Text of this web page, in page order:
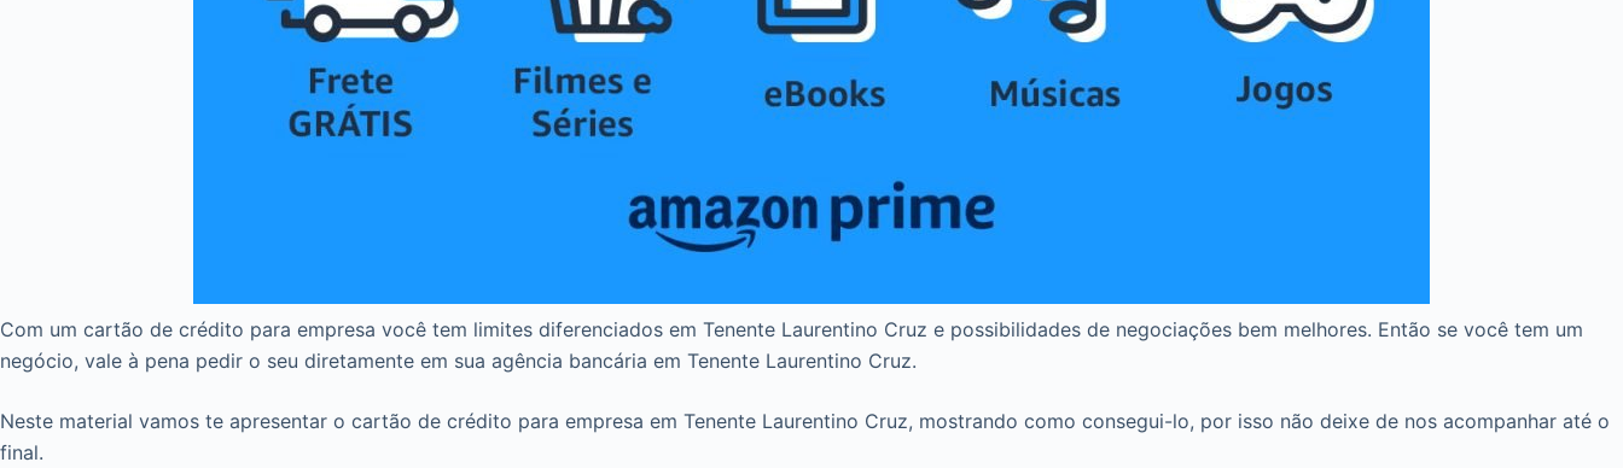
Com um cartão de crédito para empresa você tem limites diferenciados em Tenente Laurentino Cruz e possibilidades de negociações bem melhores. Então se você tem um
negócio, vale à pena pedir o seu diretamente em sua agência bancária em Tenente Laurentino Cruz.
Neste material vamos te apresentar o cartão de crédito para empresa em Tenente Laurentino Cruz, mostrando como consegui-lo, por isso não deixe de nos acompanhar até o
final.